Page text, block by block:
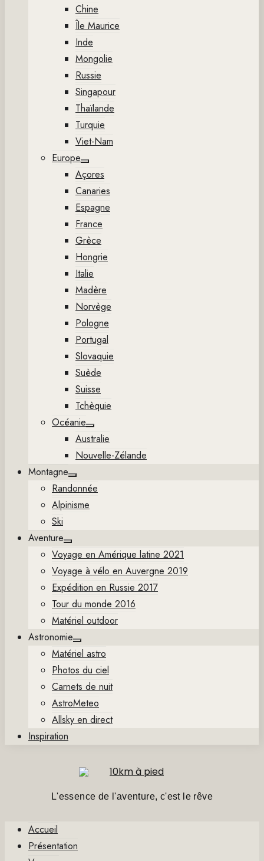
Chine
Île Maurice
Inde
Mongolie
Russie
Singapour
Thaïlande
Turquie
Viet-Nam
Europe
Show
sub
menu
Açores
Canaries
Espagne
France
Grèce
Hongrie
Italie
Madère
Norvège
Pologne
Portugal
Slovaquie
Suède
Suisse
Tchèquie
Océanie
Show
sub
menu
Australie
Nouvelle-Zélande
Montagne
Show
sub
menu
Randonnée
Alpinisme
Ski
Aventure
Show
sub
menu
Voyage en Amérique latine 2021
Voyage à vélo en Auvergne 2019
Expédition en Russie 2017
Tour du monde 2016
Matériel outdoor
Astronomie
Show
sub
menu
Matériel astro
Photos du ciel
Carnets de nuit
AstroMeteo
Allsky en direct
Inspiration
L'essence de l'aventure, c'est le rêve
Accueil
Présentation